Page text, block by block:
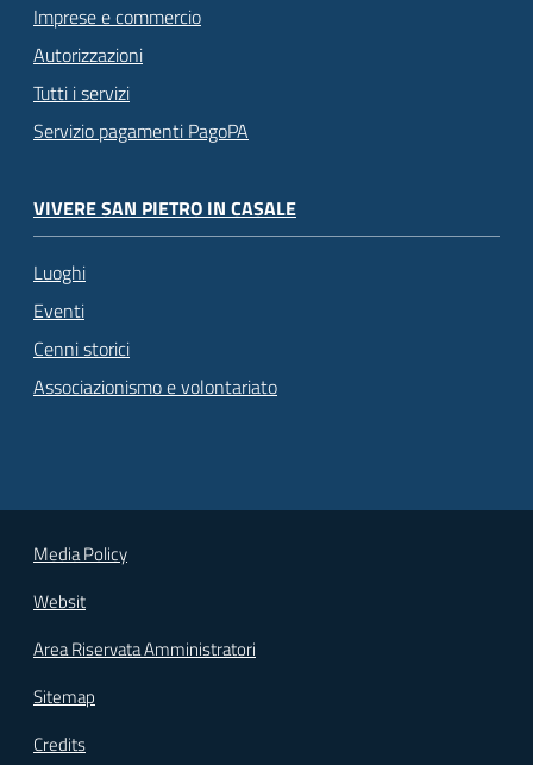
Imprese e commercio
Autorizzazioni
Tutti i servizi
Servizio pagamenti PagoPA
VIVERE SAN PIETRO IN CASALE
Luoghi
Eventi
Cenni storici
Associazionismo e volontariato
Media Policy
Websit
Area Riservata Amministratori
Sitemap
Credits